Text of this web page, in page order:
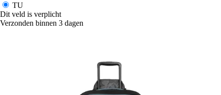
TU
Dit veld is verplicht
Verzonden binnen 3 dagen